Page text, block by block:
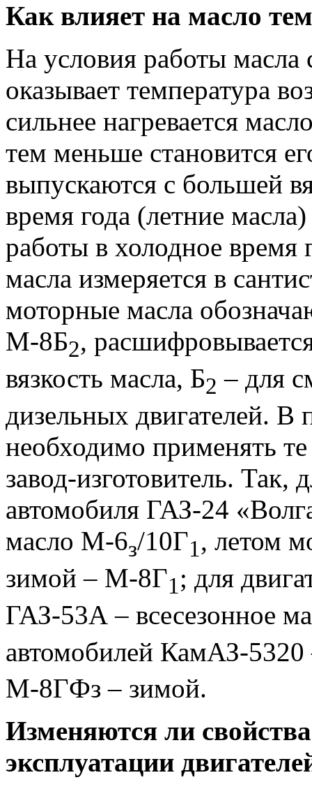
Как влияет на масло
На условия работы масла
оказывает температура
сильнее нагревается
тем меньше становится
выпускаются с большей
время года (летние
работы в холодное время
масла измеряется в
моторные масла
М-8Б2,
вязкость масла, Б2 – для
дизельных двигателей. В
необходимо применять
завод-изготовитель. Так,
автомобиля ГАЗ-24
масло М-6з/10Г1, летом
зимой – М-8Г1; для
ГАЗ-53А – всесезонное
автомобилей КамАЗ-
М-8ГФз – зимой.
Изменяются ли
эксплуатации